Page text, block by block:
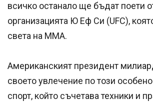
всичко останало ще бъдат поети
организацията Ю Еф Си (UFC),
света на ММА.
Американският президент
своето увлечение по този
спорт, който съчетава техники и